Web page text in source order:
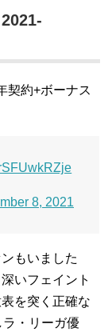
契約+ボーナス
8, 2021
もいました
いフェイント
を突く正確な
ラ・リーガ優